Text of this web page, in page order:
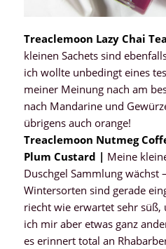
Treaclemoon Lazy Chai
kleinen Sachets sind
ich wollte unbedingt eines
meiner Meinung nach am
nach Mandarine und
übrigens auch orange!
Treaclemoon Nutmeg
Plum Custard | Meine
Duschgel Sammlung wächst
Wintersorten sind gerade
riecht wie erwartet sehr süß,
ich mir aber etwas ganz
es erinnert total an